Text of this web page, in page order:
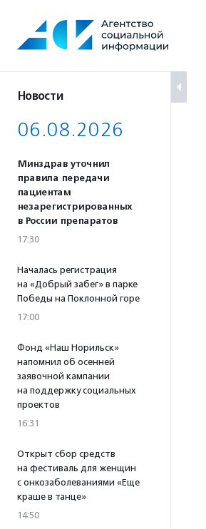
содержанию
Новости
06.08.2026
Минздрав уточнил
правила передачи
пациентам
незарегистрированных
в России препаратов
17:30
Началась регистрация
на «Добрый забег» в парке
Победы на Поклонной горе
17:00
Фонд «Наш Норильск»
напомнил об осенней
заявочной кампании
на поддержку социальных
проектов
16:31
Открыт сбор средств
на фестиваль для женщин
с онкозаболеваниями «Еще
краше в танце»
14:50